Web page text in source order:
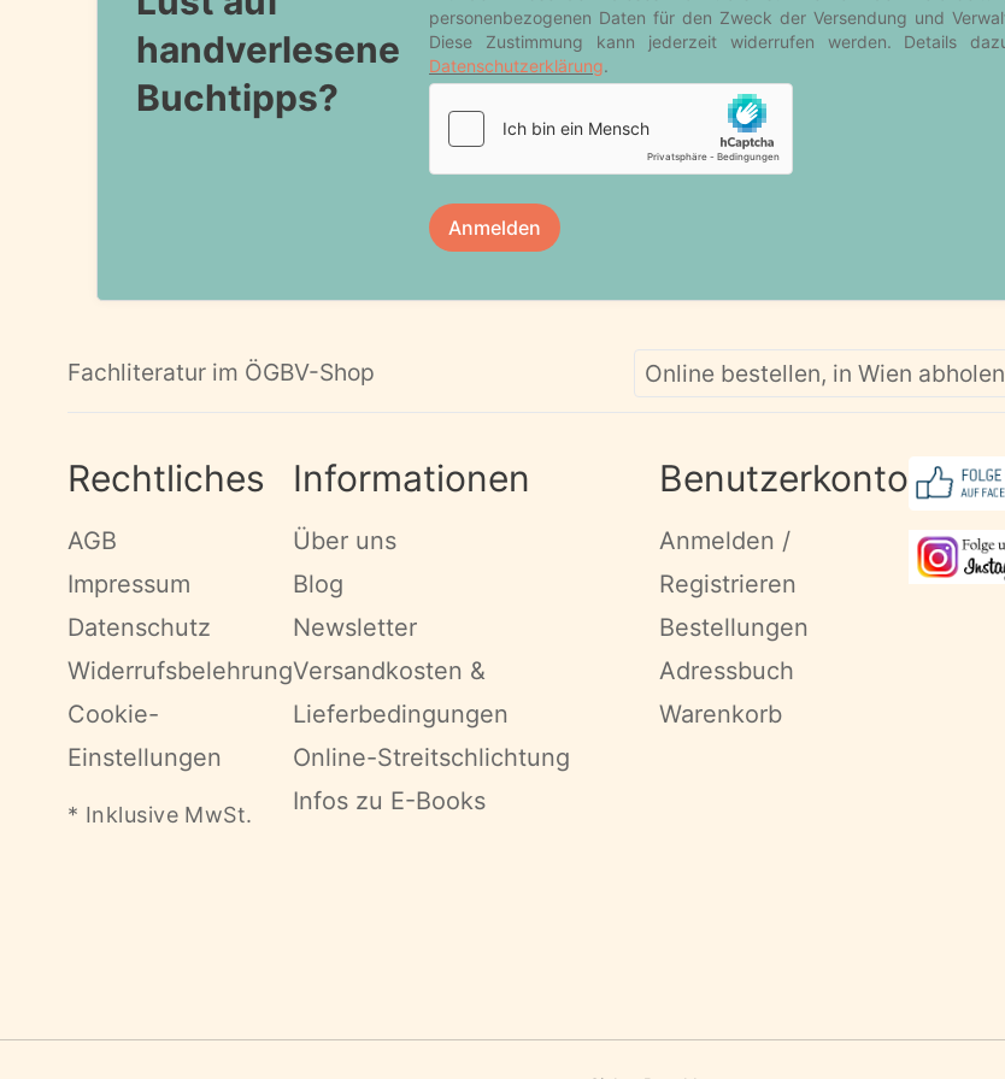
handverlesene
Buchtipps?
Fachliteratur im ÖGBV-Shop Online bestellen, in Wien abholen
Rechtliches
AGB
Impressum
Datenschutz
Widerrufsbelehrung
Cookie-
Einstellungen
* Inklusive MwSt.
Informationen
Über uns
Blog
Newsletter
Versandkosten &
Lieferbedingungen
Online-Streitschlichtung
Infos zu E-Books
Benutzerkonto
Anmelden /
Registrieren
Bestellungen
Adressbuch
Warenkorb